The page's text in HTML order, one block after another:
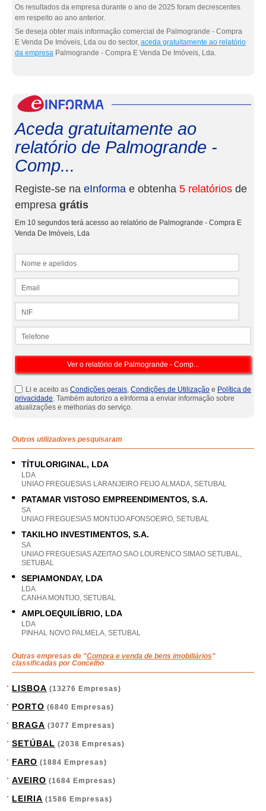
Os resultados da empresa durante o ano de 2025 foram decrescentes
em respeito ao ano anterior.
Se deseja obter mais informação comercial de Palmogrande - Compra
E Venda De Imóveis, Lda ou do sector, aceda gratuitamente ao relatório
da empresa Palmogrande - Compra E Venda De Imóveis, Lda.
Aceda gratuitamente ao
relatório de Palmogrande -
Comp...
Registe-se na eInforma e obtenha 5 relatórios de
empresa grátis
Em 10 segundos terá acesso ao relatório de Palmogrande - Compra E
Venda De Imóveis, Lda
Li e aceito as Condições gerais, Condições de Utilização e Política de
privacidade. Também autorizo a eInforma a enviar informação sobre
atualizações e melhorias do serviço.
Outros utilizadores pesquisaram
TÍTULORIGINAL, LDA
LDA
UNIAO FREGUESIAS LARANJEIRO FEIJO ALMADA, SETUBAL
PATAMAR VISTOSO EMPREENDIMENTOS, S.A.
SA
UNIAO FREGUESIAS MONTIJO AFONSOEIRO, SETUBAL
TAKILHO INVESTIMENTOS, S.A.
SA
UNIAO FREGUESIAS AZEITAO SAO LOURENCO SIMAO SETUBAL,
SETUBAL
SEPIAMONDAY, LDA
LDA
CANHA MONTIJO, SETUBAL
AMPLOEQUILÍBRIO, LDA
LDA
PINHAL NOVO PALMELA, SETUBAL
Outras empresas de "Compra e venda de bens imobiliários"
classificadas por Concelho
LISBOA (13276 Empresas)
PORTO (6840 Empresas)
BRAGA (3077 Empresas)
SETÚBAL (2038 Empresas)
FARO (1884 Empresas)
AVEIRO (1684 Empresas)
LEIRIA (1586 Empresas)